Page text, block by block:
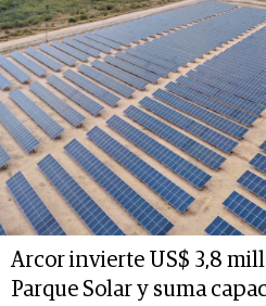
Arcor invierte US$ 3,8
Parque Solar y suma